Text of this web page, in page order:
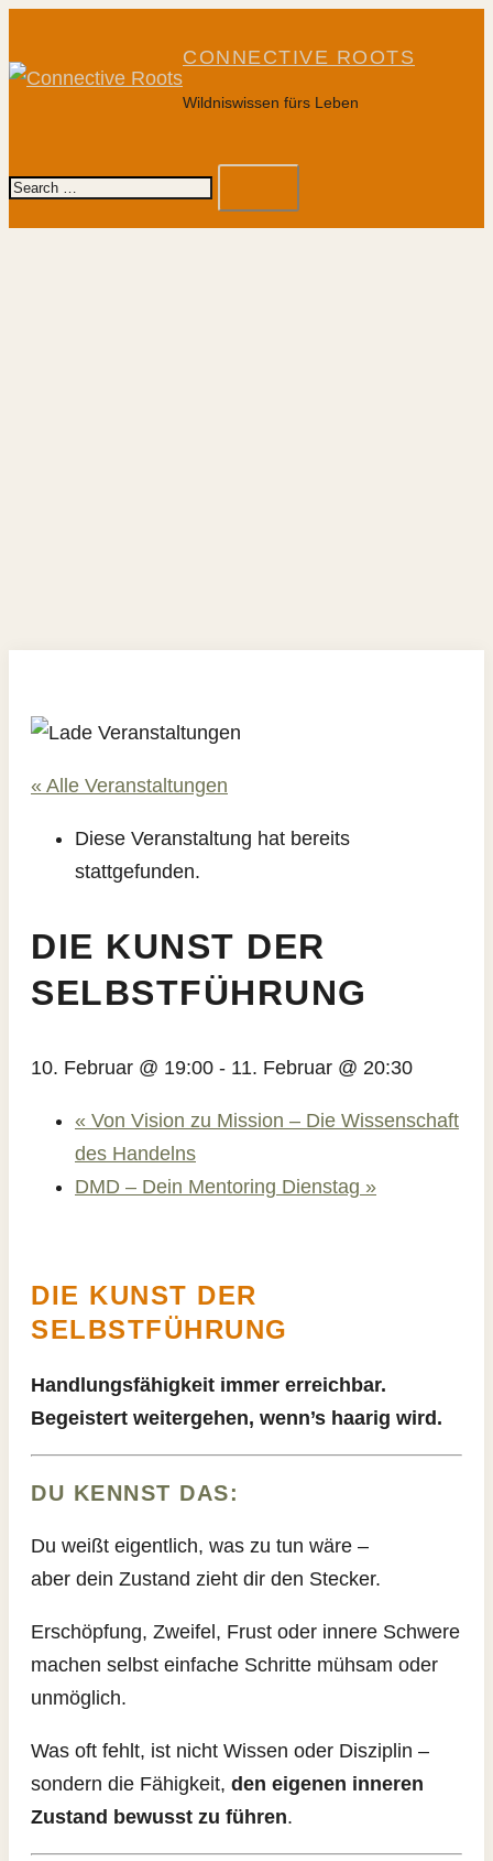
to
content
CONNECTIVE ROOTS
Wildniswissen fürs Leben
Search…
« Alle Veranstaltungen
Diese Veranstaltung hat bereits
stattgefunden.
DIE KUNST DER
SELBSTFÜHRUNG
10. Februar @ 19:00 - 11. Februar @ 20:30
« Von Vision zu Mission – Die Wissenschaft
des Handelns
DMD – Dein Mentoring Dienstag »
DIE KUNST DER
SELBSTFÜHRUNG
Handlungsfähigkeit immer erreichbar.
Begeistert weitergehen, wenn’s haarig wird.
DU KENNST DAS:
Du weißt eigentlich, was zu tun wäre –
aber dein Zustand zieht dir den Stecker.
Erschöpfung, Zweifel, Frust oder innere Schwere
machen selbst einfache Schritte mühsam oder
unmöglich.
Was oft fehlt, ist nicht Wissen oder Disziplin –
sondern die Fähigkeit, den eigenen inneren
Zustand bewusst zu führen.